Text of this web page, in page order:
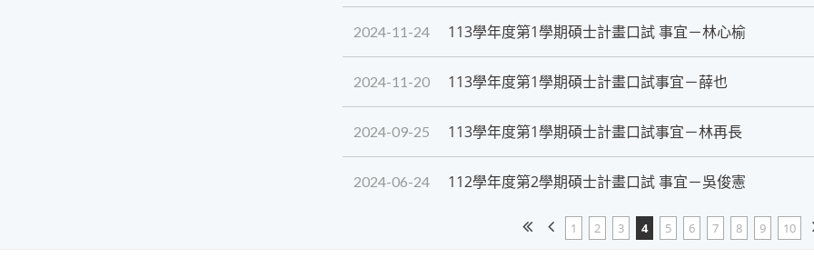
2024-11-24 113學年度第1學期碩士計畫口試 事宜－林心榆
2024-11-20 ​113學年度第1學期碩士計畫口試事宜－薛也
2024-09-25 113學年度第1學期碩士計畫口試事宜－林再長
2024-06-24 112學年度第2學期碩士計畫口試 事宜－吳俊憲
1 2 3 4 5 6 7 8 9 10